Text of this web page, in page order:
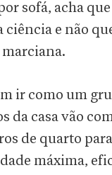
sofá, acha que
ciência e não
ir como um
da casa vão
de quarto para
máxima,